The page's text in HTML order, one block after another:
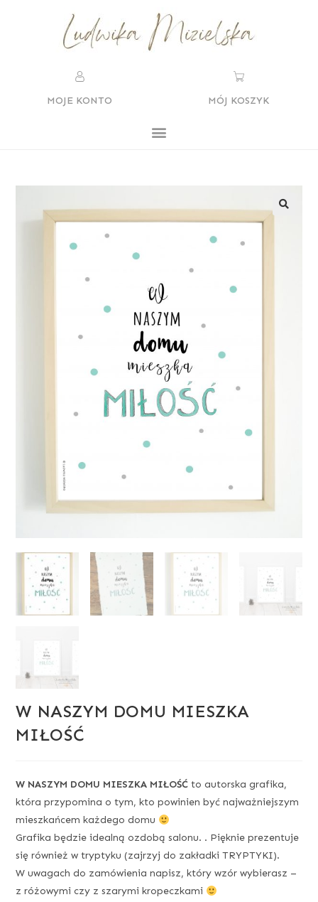
MOJE KONTO MÓJ KOSZYK
W NASZYM DOMU MIESZKA
MIŁOŚĆ
W NASZYM DOMU MIESZKA MIŁOŚĆto autorska grafika,
która przypomina o tym, kto powinien być najważniejszym
mieszkańcem każdego domu
Grafika będzie idealną ozdobą salonu. . Pięknie prezentuje
się również w tryptyku (zajrzyj do zakładki TRYPTYKI).
W uwagach do zamówienia napisz, który wzór wybierasz –
z różowymi czy z szarymi kropeczkami